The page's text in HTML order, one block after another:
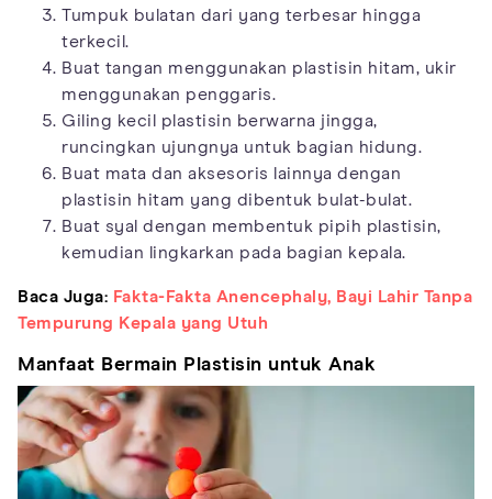
Tumpuk bulatan dari yang terbesar hingga
terkecil.
Buat tangan menggunakan plastisin hitam, ukir
menggunakan penggaris.
Giling kecil plastisin berwarna jingga,
runcingkan ujungnya untuk bagian hidung.
Buat mata dan aksesoris lainnya dengan
plastisin hitam yang dibentuk bulat-bulat.
Buat syal dengan membentuk pipih plastisin,
kemudian lingkarkan pada bagian kepala.
Baca Juga: Fakta-Fakta Anencephaly, Bayi Lahir Tanpa
Tempurung Kepala yang Utuh
Manfaat Bermain Plastisin untuk Anak